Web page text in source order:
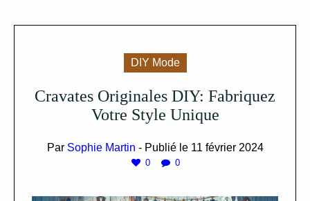
DIY Mode
Cravates Originales DIY: Fabriquez
Votre Style Unique
Par Sophie Martin - Publié le 11 février 2024
0 0